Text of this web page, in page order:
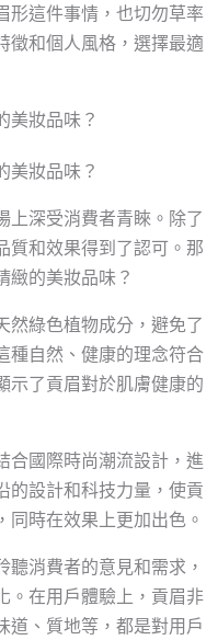
形這件事情，也切勿草率
徵和個人風格，選擇最適
美妝品味？
美妝品味？
上深受消費者青睞。除了
質和效果得到了認可。那
緻的美妝品味？
然綠色植物成分，避免了
種自然、健康的理念符合
示了貢眉對於肌膚健康的
合國際時尚潮流設計，進
的設計和科技力量，使貢
時在效果上更加出色。
消費者的意見和需求，
。在用戶體驗上，貢眉非
道、質地等，都是對用戶